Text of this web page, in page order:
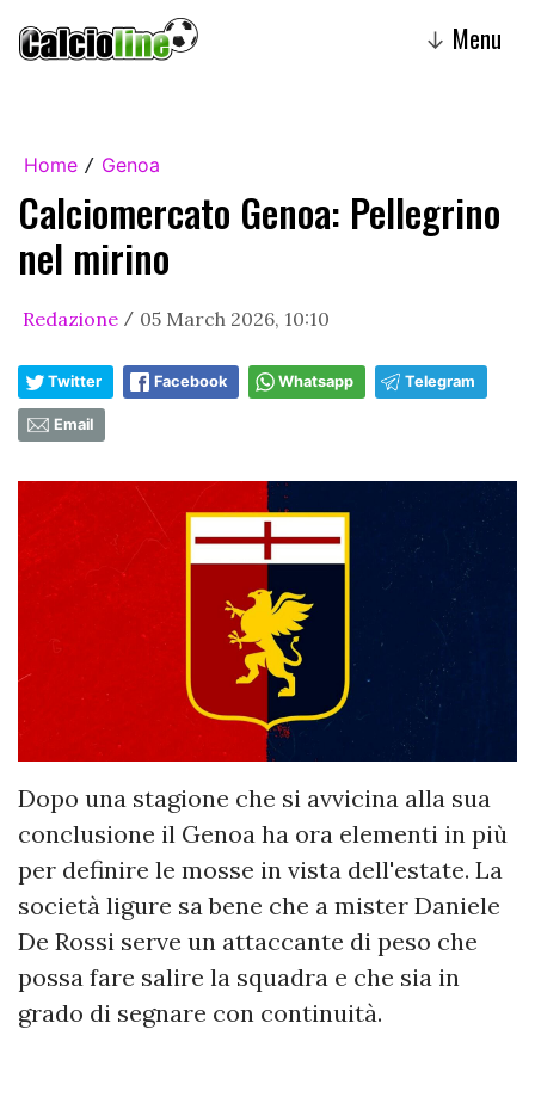
↓ Menu
Home / Genoa
Calciomercato Genoa: Pellegrino
nel mirino
Redazione / 05 March 2026, 10:10
Twitter Facebook Whatsapp Telegram
Email
Dopo una stagione che si avvicina alla sua
conclusione il Genoa ha ora elementi in più
per definire le mosse in vista dell'estate. La
società ligure sa bene che a mister Daniele
De Rossi serve un attaccante di peso che
possa fare salire la squadra e che sia in
grado di segnare con continuità.